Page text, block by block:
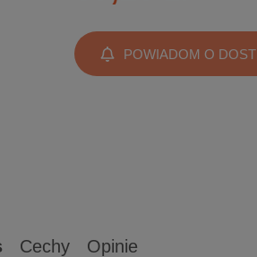
POWIADOM O
Cechy Opinie